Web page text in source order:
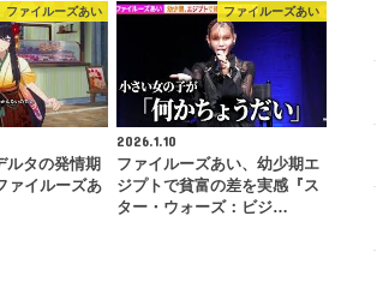
ファイルーズあい
ルタの発情期
ァイルーズあ
ファイルーズあい
2026.1.10
ファイルーズあい、幼少期エ
ジプトで貧富の差を実感『ス
ター・ウォーズ：ビジ…